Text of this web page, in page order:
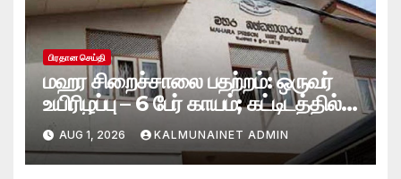
பிரதான செய்தி
மஹர சிறைச்சாலை பதற்றம்: ஒருவர்
உயிரிழப்பு – 6 பேர் காயம்; கட்டிடத்தில்
பாரிய தீ
AUG 1, 2026 KALMUNAINET ADMIN